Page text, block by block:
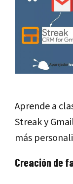
Aprende a
Streak y
más
Creación de